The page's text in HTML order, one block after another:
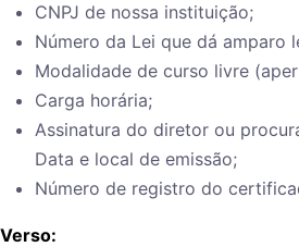
CNPJ de nossa instituição;
Número da Lei que dá amparo
Modalidade de curso livre
Carga horária;
Assinatura do diretor ou
Data e local de emissão;
Número de registro do
Verso: